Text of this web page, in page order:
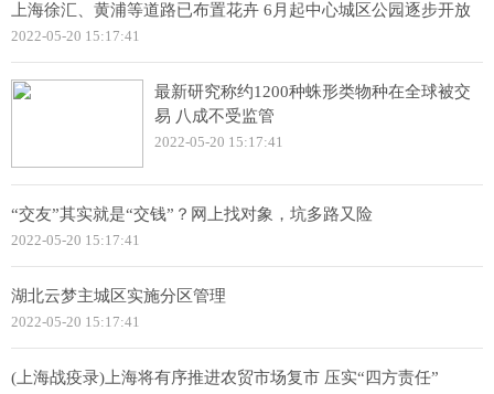
上海徐汇、黄浦等道路已布置花卉 6月起中心城区公园逐步开放
2022-05-20 15:17:41
最新研究称约1200种蛛形类物种在全球被交
易 八成不受监管
2022-05-20 15:17:41
“交友”其实就是“交钱”？网上找对象，坑多路又险
2022-05-20 15:17:41
湖北云梦主城区实施分区管理
2022-05-20 15:17:41
(上海战疫录)上海将有序推进农贸市场复市 压实“四方责任”